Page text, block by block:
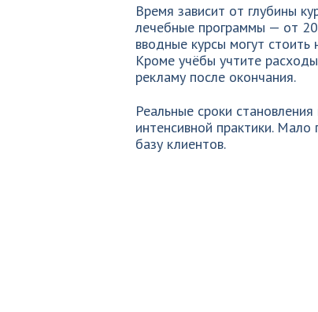
Время зависит от глубины
лечебные программы — от
вводные курсы могут
Кроме учёбы учтите
рекламу после окончания.
Реальные сроки
интенсивной практики.
базу клиентов.